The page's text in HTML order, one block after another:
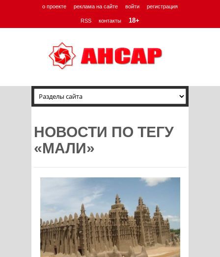
о проекте реклама на сайте войти регистрация
RSS контакты 18+
НОВОСТИ ПО ТЕГУ
«МАЛИ»